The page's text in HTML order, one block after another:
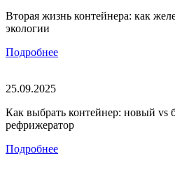
Вторая жизнь контейнера: как
экологии
Подробнее
25.09.2025
Как выбрать контейнер: новый vs
рефрижератор
Подробнее